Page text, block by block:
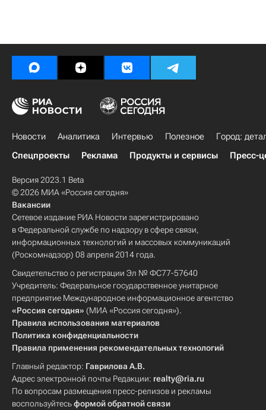
Новости Аналитика Интервью Полезное
Город:
Спецпроекты
Реклама Продукты и сервисы Пресс-
Версия 2023.1 Beta
© 2026 МИА «Россия сегодня»
Вакансии
Сетевое издание РИА Новости зарегистрировано
в Федеральной службе по надзору в сфере связи,
информационных технологий и массовых коммуникаций
(Роскомнадзор) 08 апреля 2014 года.
Свидетельство о регистрации Эл № ФС77-57640
Учредитель: Федеральное государственное унитарное
предприятие Международное информационное агентство
«Россия сегодня» (МИА «Россия сегодня»).
Правила использования материалов
Политика конфиденциальности
Правила применения рекомендательных технологий
Главный редактор: Гаврилова А.В.
Адрес электронной почты Редакции: realty@ria.ru
По вопросам размещения пресс-релизов и рекламы
воспользуйтесьформой обратной связи